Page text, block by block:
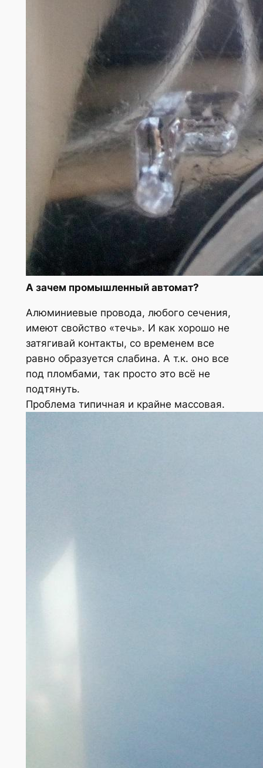
А зачем промышленный автомат?
Алюминиевые провода, любого сечения,
имеют свойство «течь». И как хорошо не
затягивай контакты, со временем все
равно образуется слабина. А т.к. оно все
под пломбами, так просто это всё не
подтянуть.
Проблема типичная и крайне массовая.